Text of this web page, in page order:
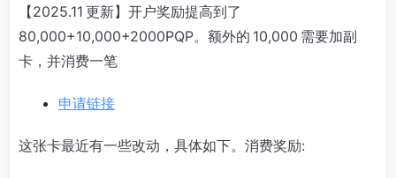
【2025.11 更新】开户奖励提高到了
80,000+10,000+2000PQP。额外的 10,000 需要加副
卡，并消费一笔
申请链接
这张卡最近有一些改动，具体如下。消费奖励: